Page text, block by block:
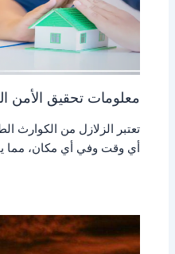
معلومات تحقيق الأمن
تعتبر الزلازل من الكوارث
أي وقت وفي أي مكان، مما